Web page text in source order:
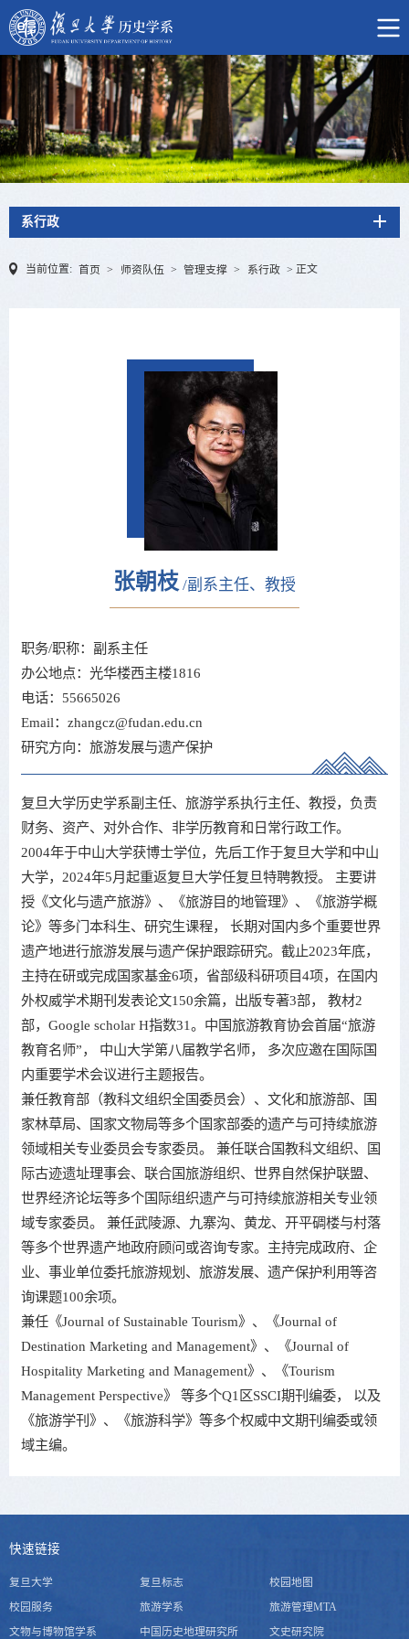
系行政
当前位置: 首页 > 师资队伍 > 管理支撑 > 系行政 > 正文
张朝枝 /副系主任、教授
职务/职称：副系主任
办公地点：光华楼西主楼1816
电话：55665026
Email：zhangcz@fudan.edu.cn
研究方向：旅游发展与遗产保护
复旦大学历史学系副主任、旅游学系执行主任、教授，负责
财务、资产、对外合作、非学历教育和日常行政工作。
2004年于中山大学获博士学位，先后工作于复旦大学和中山
大学，2024年5月起重返复旦大学任复旦特聘教授。 主要讲
授《文化与遗产旅游》、《旅游目的地管理》、《旅游学概
论》等多门本科生、研究生课程， 长期对国内多个重要世界
遗产地进行旅游发展与遗产保护跟踪研究。截止2023年底，
主持在研或完成国家基金6项，省部级科研项目4项，在国内
外权威学术期刊发表论文150余篇，出版专著3部， 教材2
部，Google scholar H指数31。中国旅游教育协会首届“旅游
教育名师”， 中山大学第八届教学名师， 多次应邀在国际国
内重要学术会议进行主题报告。
兼任教育部（教科文组织全国委员会）、文化和旅游部、国
家林草局、国家文物局等多个国家部委的遗产与可持续旅游
领域相关专业委员会专家委员。 兼任联合国教科文组织、国
际古迹遗址理事会、联合国旅游组织、世界自然保护联盟、
世界经济论坛等多个国际组织遗产与可持续旅游相关专业领
域专家委员。 兼任武陵源、九寨沟、黄龙、开平碉楼与村落
等多个世界遗产地政府顾问或咨询专家。主持完成政府、企
业、事业单位委托旅游规划、旅游发展、遗产保护利用等咨
询课题100余项。
兼任《Journal of Sustainable Tourism》、《Journal of
Destination Marketing and Management》、《Journal of
Hospitality Marketing and Management》、《Tourism
Management Perspective》 等多个Q1区SSCI期刊编委， 以及
《旅游学刊》、《旅游科学》等多个权威中文期刊编委或领
域主编。
快速链接
复旦大学 复旦标志
校园地图
校园服务
旅游学系
旅游管理MTA
文物与博物馆学系
中国历史地理研究所 文史研究院